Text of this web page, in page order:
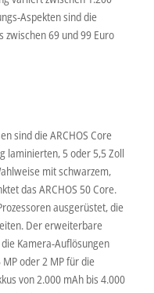
Aspekten sind die
zwischen 69 und 99 Euro
sind die ARCHOS Core
laminierten, 5 oder 5,5 Zoll
mit schwarzem,
das ARCHOS 50 Core.
ausgerüstet, die
Der erweiterbare
Kamera-Auflösungen
oder 2 MP für die
von 2.000 mAh bis 4.000